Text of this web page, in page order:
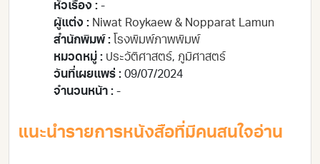
หัวเรื่อง : -
ผู้แต่ง : Niwat Roykaew & Nopparat Lamun
สำนักพิมพ์ : โรงพิมพ์ภาพพิมพ์
หมวดหมู่ : ประวัติศาสตร์, ภูมิศาสตร์
วันที่เผยแพร่ : 09/07/2024
จำนวนหน้า : -
แนะนำรายการหนังสือที่มีคนสนใจอ่าน